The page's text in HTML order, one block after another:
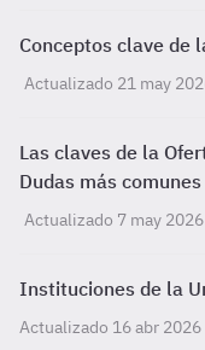
Conceptos clave de
Actualizado 21 may
Las claves de la
Dudas más comunes
Actualizado 7 may 2026
Instituciones de la
Actualizado 16 abr 2026